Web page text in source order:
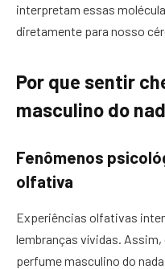
interpretam essas
diretamente para nosso
Por que sentir
masculino do
Fenômenos
olfativa
Experiências olfativas
lembranças vívidas.
perfume masculino do